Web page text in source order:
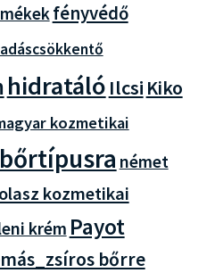
fényvédő
hidratáló Ilcsi Kiko
kozmetikai
német
olasz kozmetikai
krém Payot
bőrre